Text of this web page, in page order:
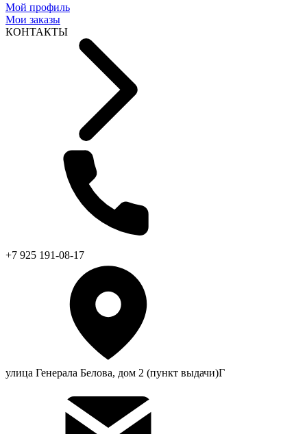
Мой профиль
Мои заказы
КОНТАКТЫ
+7 925 191-08-17
улица Генерала Белова, дом 2 (пункт выдачи)Г